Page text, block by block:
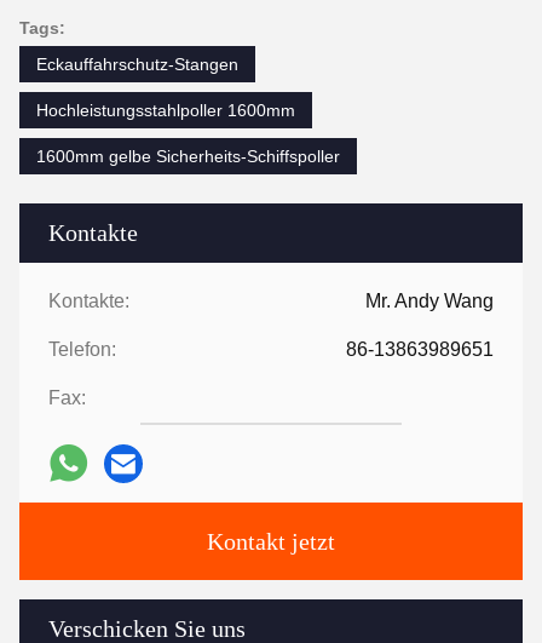
Kontakte
Kontakte: Mr. Andy Wang
Telefon: 86-13863989651
Fax:
Kontakt jetzt
Verschicken Sie uns
Tags:
Eckauffahrschutz-Stangen
Hochleistungsstahlpoller 1600mm
1600mm gelbe Sicherheits-Schiffspoller